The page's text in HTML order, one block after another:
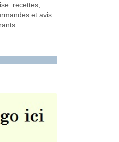
recettes,
et avis